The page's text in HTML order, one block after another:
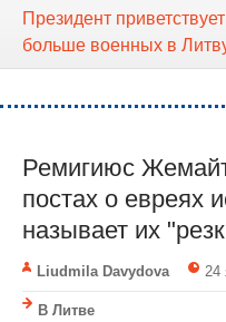
Президент
больше военных в
Ремигиюс
постах о евреях
называет их
Liudmila Davydova 24
В Литве